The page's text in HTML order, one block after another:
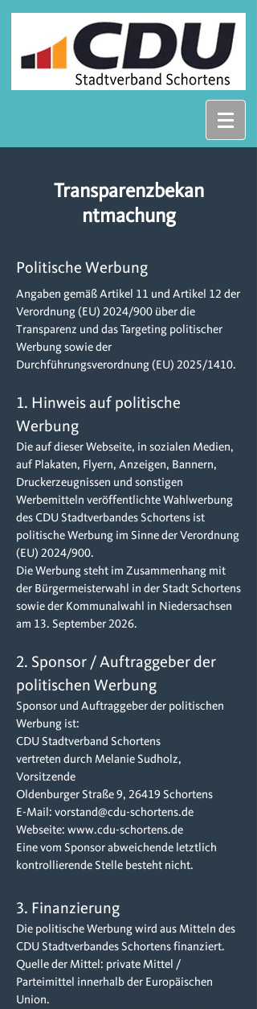
Transparenzbekan
ntmachung
Politische Werbung
Angaben gemäß Artikel 11 und Artikel 12 der
Verordnung (EU) 2024/900 über die
Transparenz und das Targeting politischer
Werbung sowie der
Durchführungsverordnung (EU) 2025/1410.
1. Hinweis auf politische
Werbung
Die auf dieser Webseite, in sozialen Medien,
auf Plakaten, Flyern, Anzeigen, Bannern,
Druckerzeugnissen und sonstigen
Werbemitteln veröffentlichte Wahlwerbung
des CDU Stadtverbandes Schortens ist
politische Werbung im Sinne der Verordnung
(EU) 2024/900.
Die Werbung steht im Zusammenhang mit
der Bürgermeisterwahl in der Stadt Schortens
sowie der Kommunalwahl in Niedersachsen
am 13. September 2026.
2. Sponsor / Auftraggeber der
politischen Werbung
Sponsor und Auftraggeber der politischen
Werbung ist:
CDU Stadtverband Schortens
vertreten durch Melanie Sudholz,
Vorsitzende
Oldenburger Straße 9, 26419 Schortens
E-Mail: vorstand@cdu-schortens.de
Webseite: www.cdu-schortens.de
Eine vom Sponsor abweichende letztlich
kontrollierende Stelle besteht nicht.
3. Finanzierung
Die politische Werbung wird aus Mitteln des
CDU Stadtverbandes Schortens finanziert.
Quelle der Mittel: private Mittel /
Parteimittel innerhalb der Europäischen
Union.